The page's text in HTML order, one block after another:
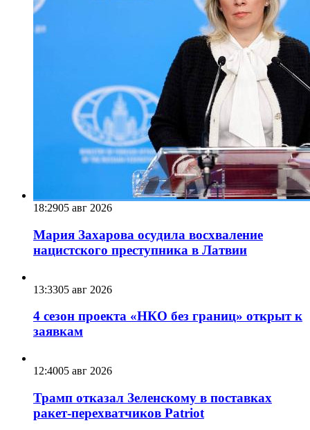
18:2905 авг 2026
Мария Захарова осудила восхваление
нацистского преступника в Латвии
13:3305 авг 2026
4 сезон проекта «НКО без границ» открыт к
заявкам
12:4005 авг 2026
Трамп отказал Зеленскому в поставках
ракет-перехватчиков Patriot